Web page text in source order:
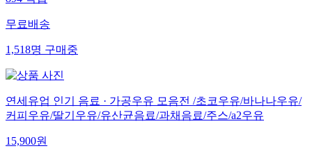
894적립
무료배송
1,518명구매중
연세유업 인기 음료 · 가공우유 모음전 /초코우유/바나나우유/
커피우유/딸기우유/유산균음료/과채음료/주스/a2우유
15,900원